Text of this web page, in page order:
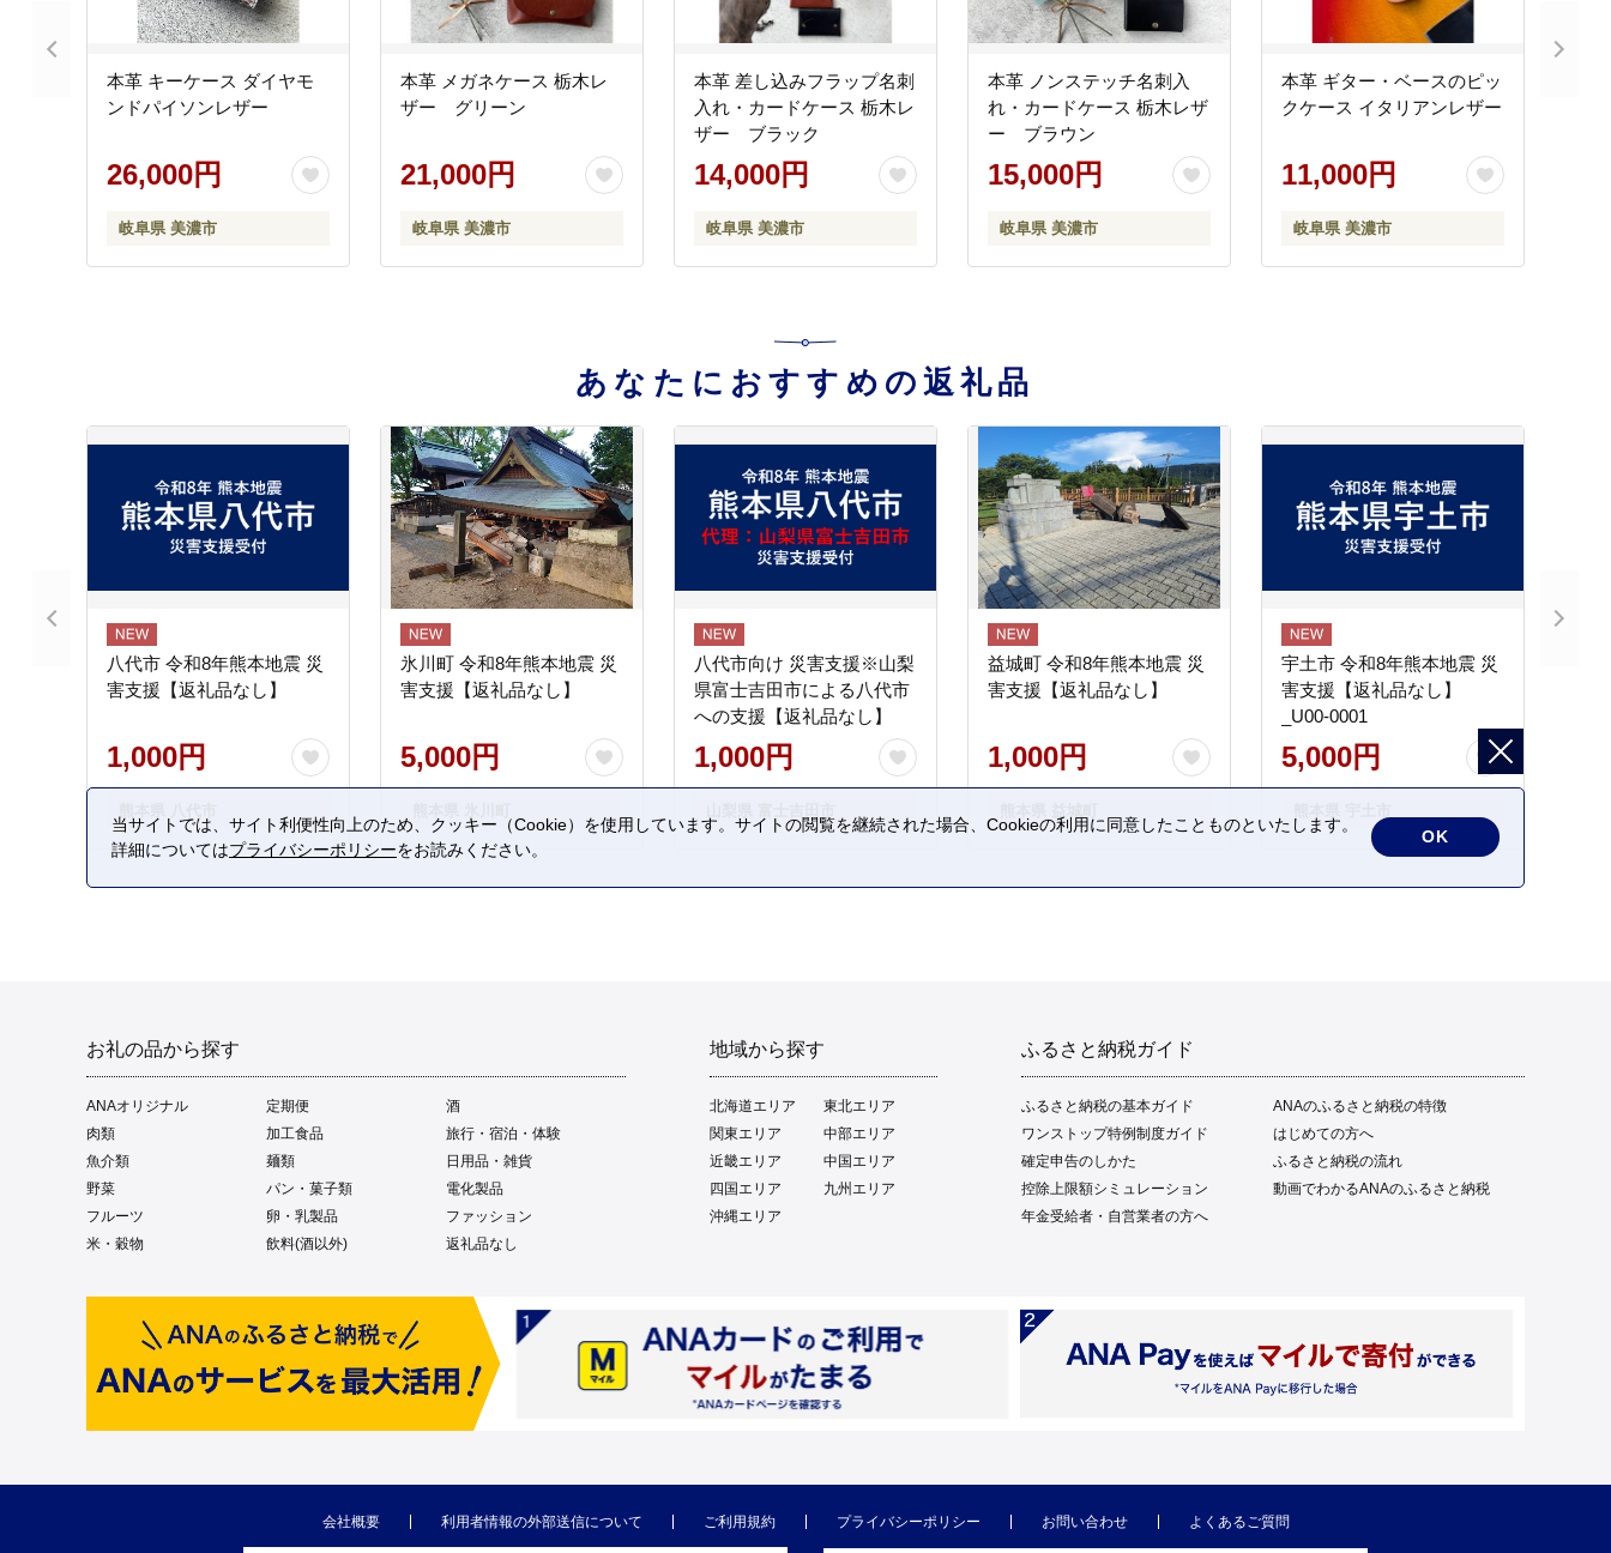
本革 キーケース ダイヤモ
ンドパイソンレザー
26,000円
岐阜県 美濃市
本革 メガネケース 栃木レ
ザー グリーン
21,000円
岐阜県 美濃市
本革 差し込みフラップ名刺
入れ・カードケース 栃木レ
ザー ブラック
14,000円
岐阜県 美濃市
本革 ノンステッチ名刺入
れ・カードケース 栃木レザ
ー ブラウン
15,000円
岐阜県 美濃市
本革 ギター・ベースのピッ
クケース イタリアンレザー
11,000円
岐阜県 美濃市
あなたにおすすめの返礼品
八代市 令和8年熊本地震 災
害支援【返礼品なし】
1,000円
氷川町 令和8年熊本地震 災
害支援【返礼品なし】
5,000円
八代市向け 災害支援※山梨
県富士吉田市による八代市
への支援【返礼品なし】
1,000円
益城町 令和8年熊本地震 災
害支援【返礼品なし】
1,000円
宇土市 令和8年熊本地震 災
害支援【返礼品なし】
_U00-0001
5,000円
お礼の品から探す
ANAオリジナル 定期便
酒
肉類
加工食品
旅行・宿泊・体験
魚介類
麺類
日用品・雑貨
野菜
パン・菓子類
電化製品
フルーツ
卵・乳製品
ファッション
米・穀物
飲料(酒以外) 返礼品なし
地域から探す
北海道エリア
東北エリア
関東エリア
中部エリア
近畿エリア
中国エリア
四国エリア
九州エリア
沖縄エリア
ふるさと納税ガイド
ふるさと納税の基本ガイド
ANAのふるさと納税の特徴
ワンストップ特例制度ガイド
はじめての方へ
確定申告のしかた
ふるさと納税の流れ
控除上限額シミュレーション
動画でわかるANAのふるさと納税
年金受給者・自営業者の方へ
会社概要 利用者情報の外部送信について ご利用規約 プライバシーポリシー お問い合わせ よくあるご質問
当サイトでは、サイト利便性向上のため、クッキー（Cookie）を使用しています。サイトの閲覧を継続された場合、Cookieの利用に同意したことものといたします。
詳細についてはプライバシーポリシーをお読みください。
OK